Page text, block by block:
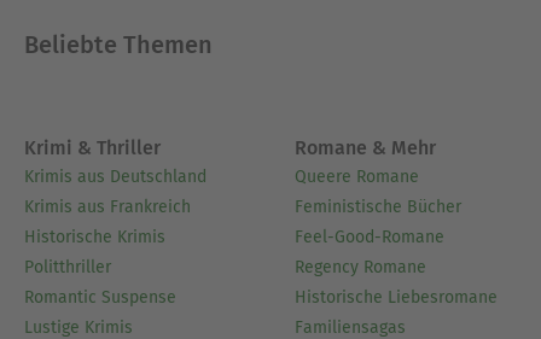
Beliebte Themen
Krimi & Thriller
Krimis aus Deutschland
Krimis aus Frankreich
Historische Krimis
Politthriller
Romantic Suspense
Lustige Krimis
Romane & Mehr
Queere Romane
Feministische Bücher
Feel-Good-Romane
Regency Romane
Historische Liebesromane
Familiensagas